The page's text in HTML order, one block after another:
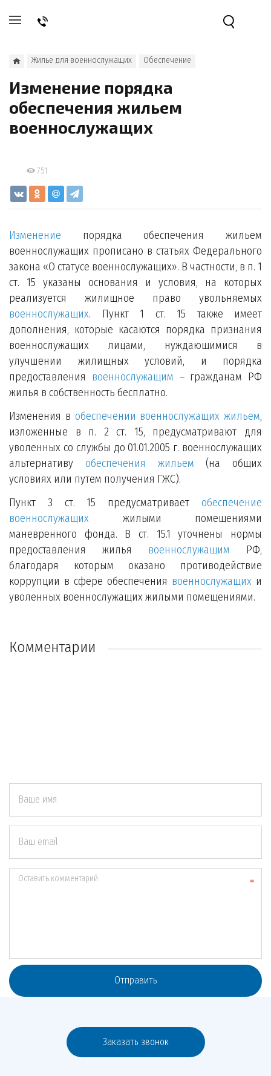
Жилье для военнослужащих Обеспечение
Изменение порядка
обеспечения жильем
военнослужащих
751
Изменение порядка обеспечения жильем
военнослужащих прописано в статьях Федерального
закона «О статусе военнослужащих». В частности, в п. 1
ст. 15 указаны основания и условия, на которых
реализуется жилищное право увольняемых
военнослужащих. Пункт 1 ст. 15 также имеет
дополнения, которые касаются порядка признания
военнослужащих лицами, нуждающимися в
улучшении жилищных условий, и порядка
предоставления военнослужащим – гражданам РФ
жилья в собственность бесплатно.
Изменения в обеспечении военнослужащих жильем,
изложенные в п. 2 ст. 15, предусматривают для
уволенных со службы до 01.01.2005 г. военнослужащих
альтернативу обеспечения жильем (на общих
условиях или путем получения ГЖС).
Пункт 3 ст. 15 предусматривает обеспечение
военнослужащих жилыми помещениями
маневренного фонда. В ст. 15.1 уточнены нормы
предоставления жилья военнослужащим РФ,
благодаря которым оказано противодействие
коррупции в сфере обеспечения военнослужащих и
уволенных военнослужащих жилыми помещениями.
Комментарии
Ваше имя
Ваш email
Оставить комментарий
Отправить
Заказать звонок